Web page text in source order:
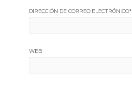
DIRECCIÓN DE CORREO ELECTRÓNICO*
WEB